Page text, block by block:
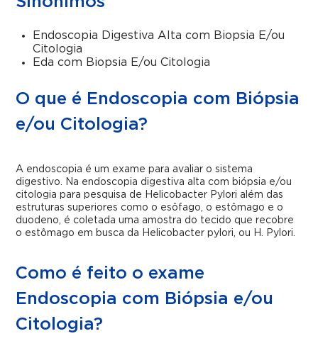
Endoscopia Digestiva Alta com Biopsia E/ou
Citologia
Eda com Biopsia E/ou Citologia
O que é Endoscopia com Biópsia
e/ou Citologia?
A endoscopia é um exame para avaliar o sistema
digestivo. Na endoscopia digestiva alta com biópsia e/ou
citologia para pesquisa de Helicobacter Pylori além das
estruturas superiores como o esôfago, o estômago e o
duodeno, é coletada uma amostra do tecido que recobre
o estômago em busca da Helicobacter pylori, ou H. Pylori.
Como é feito o exame
Endoscopia com Biópsia e/ou
Citologia?